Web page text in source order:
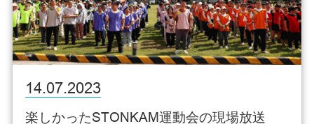
14.07.2023
楽しかったSTONKAM運動会の現場放送